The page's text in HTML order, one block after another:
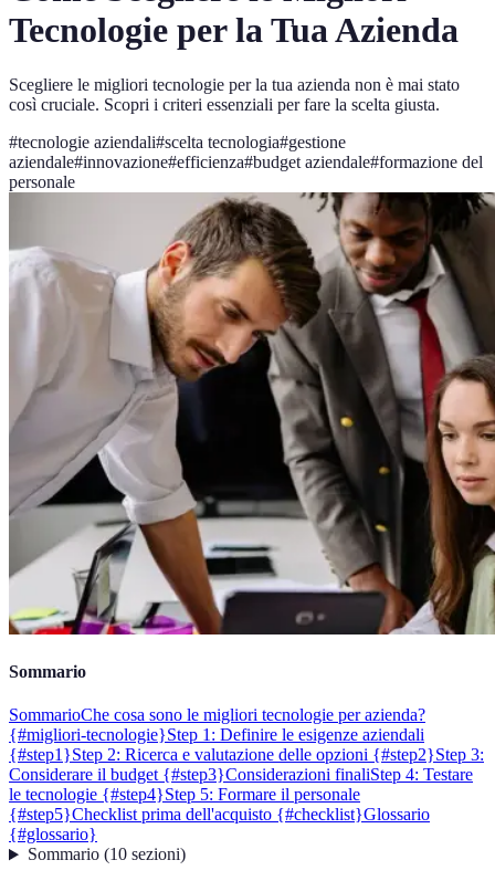
Tecnologie per la Tua Azienda
Scegliere le migliori tecnologie per la tua azienda non è mai stato
così cruciale. Scopri i criteri essenziali per fare la scelta giusta.
#tecnologie aziendali#scelta tecnologia#gestione
aziendale#innovazione#efficienza#budget aziendale#formazione del
personale
Sommario
SommarioChe cosa sono le migliori tecnologie per azienda?
{#migliori-tecnologie}Step 1: Definire le esigenze aziendali
{#step1}Step 2: Ricerca e valutazione delle opzioni {#step2}Step 3:
Considerare il budget {#step3}Considerazioni finaliStep 4: Testare
le tecnologie {#step4}Step 5: Formare il personale
{#step5}Checklist prima dell'acquisto {#checklist}Glossario
{#glossario}
Sommario(10 sezioni)